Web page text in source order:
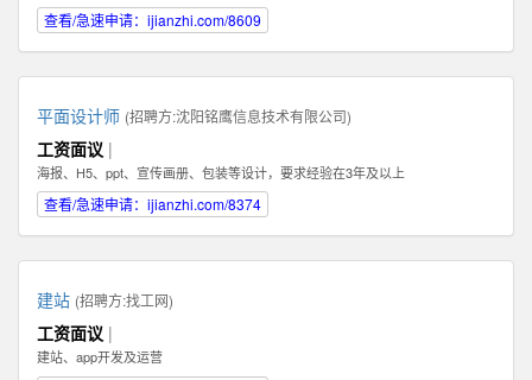
查看/急速申请：ijianzhi.com/8609
平面设计师 (招聘方:沈阳铭鹰信息技术有限公司)
工资面议 |
海报、H5、ppt、宣传画册、包装等设计，要求经验在3年及以上
查看/急速申请：ijianzhi.com/8374
建站 (招聘方:找工网)
工资面议 |
建站、app开发及运营